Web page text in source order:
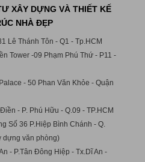
XÂY DỰNG VÀ THIẾT KẾ
NHÀ ĐẸP
Lê Thánh Tôn - Q1 - Tp.HCM
Tower -09 Phạm Phú Thứ - P11 -
- 50 Phan Văn Khỏe - Quận
- P. Phú Hữu - Q.09 - TP.HCM
Số 36 P.Hiệp Bình Chánh - Q.
dựng văn phòng)
- P.Tân Đông Hiệp - Tx.Dĩ An -